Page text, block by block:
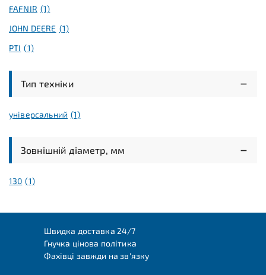
FAFNIR (1)
JOHN DEERE (1)
PTI (1)
Тип техніки
універсальний (1)
Зовнішній діаметр, мм
130 (1)
Швидка доставка 24/7
Гнучка цінова політика
Фахівці завжди на зв'язку